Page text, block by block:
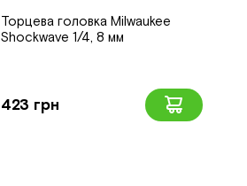
Торцева головка Milwaukee
Shockwave 1/4, 8 мм
423 грн